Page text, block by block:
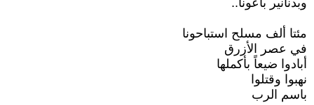
وبدنانير باعونا..
مئتا ألف مسلح استباحونا
في عصر الأزرق
أبادوا ضيعاً بأكملها
نهبوا وقتلوا
باسم الرب